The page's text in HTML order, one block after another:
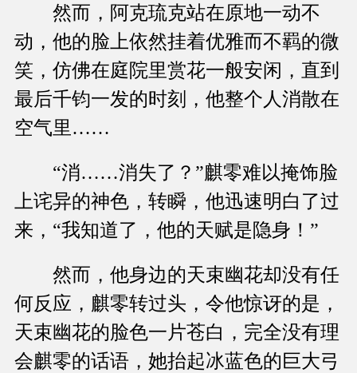
然而，阿克琉克站在原地一动不
动，他的脸上依然挂着优雅而不羁的微
笑，仿佛在庭院里赏花一般安闲，直到
最后千钧一发的时刻，他整个人消散在
空气里……
“消……消失了？”麒零难以掩饰脸
上诧异的神色，转瞬，他迅速明白了过
来，“我知道了，他的天赋是隐身！”
然而，他身边的天束幽花却没有任
何反应，麒零转过头，令他惊讶的是，
天束幽花的脸色一片苍白，完全没有理
会麒零的话语，她抬起冰蓝色的巨大弓